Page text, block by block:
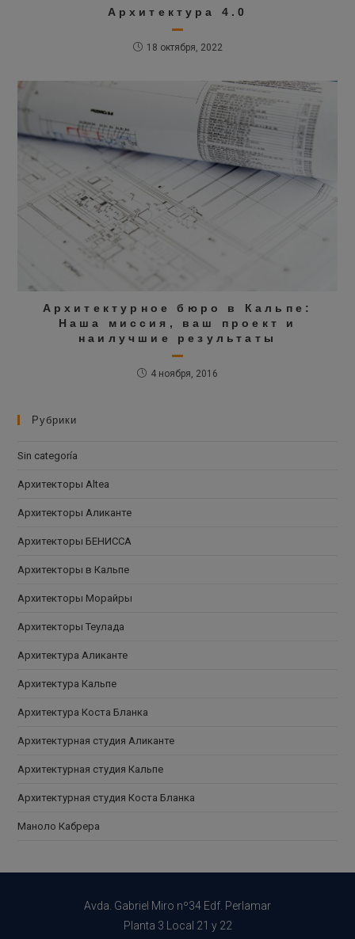
Архитектура 4.0
18 октября, 2022
Архитектурное бюро в Кальпе:
Наша миссия, ваш проект и
наилучшие результаты
4 ноября, 2016
Рубрики
Sin categoría
Архитекторы Altea
Архитекторы Аликанте
Архитекторы БЕНИССА
Архитекторы в Кальпе
Архитекторы Морайры
Архитекторы Теулада
Архитектура Аликанте
Архитектура Кальпе
Архитектура Коста Бланка
Архитектурная студия Аликанте
Архитектурная студия Кальпе
Архитектурная студия Коста Бланка
Маноло Кабрера
Avda. Gabriel Miro nº34 Edf. Perlamar
Planta 3 Local 21 y 22